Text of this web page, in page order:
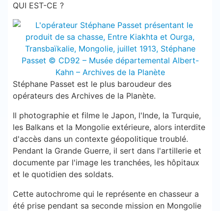
QUI EST-CE ?
Stéphane Passet est le plus baroudeur des
opérateurs des Archives de la Planète.
Il photographie et filme le Japon, l'Inde, la Turquie,
les Balkans et la Mongolie extérieure, alors interdite
d'accès dans un contexte géopolitique troublé.
Pendant la Grande Guerre, il sert dans l'artillerie et
documente par l'image les tranchées, les hôpitaux
et le quotidien des soldats.
Cette autochrome qui le représente en chasseur a
été prise pendant sa seconde mission en Mongolie